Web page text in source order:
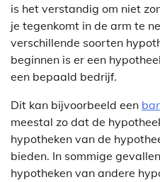
is het verstandig om niet
je tegenkomt in de arm te
verschillende soorten
beginnen is er een
een bepaald bedrijf.
Dit kan bijvoorbeeld een
meestal zo dat de
hypotheken van de
bieden. In sommige
hypotheken van andere